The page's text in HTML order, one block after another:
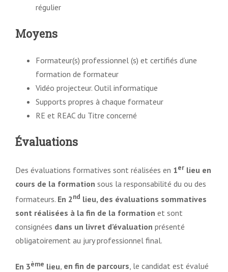
régulier
Moyens
Formateur(s) professionnel (s) et certifiés d’une
formation de formateur
Vidéo projecteur. Outil informatique
Supports propres à chaque formateur
RE et REAC du Titre concerné
Évaluations
Des évaluations formatives sont réalisées en 1er lieu en
cours de la formation sous la responsabilité du ou des
formateurs. En 2nd lieu, des évaluations sommatives
sont réalisées à la fin de la formation et sont
consignées dans un livret d’évaluation présenté
obligatoirement au jury professionnel final.
En 3ème lieu, en fin de parcours, le candidat est évalué